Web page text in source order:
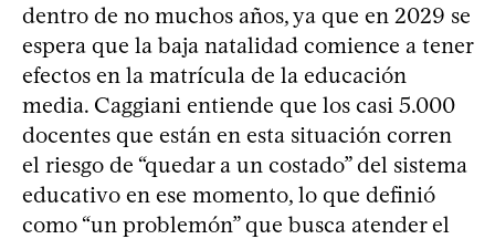
dentro de no muchos años, ya que en 2029 se
espera que la baja natalidad comience a tener
efectos en la matrícula de la educación
media. Caggiani entiende que los casi 5.000
docentes que están en esta situación corren
el riesgo de “quedar a un costado” del sistema
educativo en ese momento, lo que definió
como “un problemón” que busca atender el